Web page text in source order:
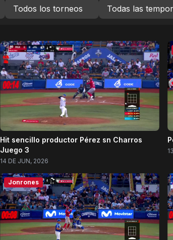
Hit sencillo productor Pérez sn Charros
Juego 3
14 DE JUN, 2026
Jonrones